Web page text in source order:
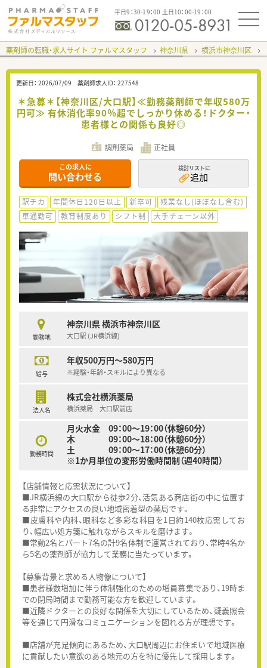
平日9：30-19：00 土日10：00-19：00
薬剤師の転職・求人サイト ファルマスタッフ 神奈川県 横浜市神奈川区
更新日： 2026/07/09 薬剤師求人ID： 227548
＊急募＊【神奈川区/大口駅】≪勤務薬剤師で年収580万
円可≫ 有休消化率90％超でしっかり休める！ドクター・
患者様との関係も良好◎
調剤薬局 正社員
この求人に
問い合わせる
検討リストに
追加
駅チカ 年間休日120日以上 新卒可
残業なし(ほぼなし含む)
車通勤可
教育制度あり シフト制 大手チェーン以外
勤務地
神奈川県 横浜市神奈川区
大口駅 (JR横浜線)
給与
年収500万円～580万円
※経験・年齢・スキルにより異なる
法人名
株式会社横浜薬局
横浜薬局 大口駅前店
勤務時間
月火水金 09：00～19：00（休憩60分）
木 09：00～18：00（休憩60分）
土 09：00～17：00（休憩60分）
※1か月単位の変形労働時間制（週40時間）
【店舗情報と応需状況について】
■JR横浜線の大口駅から徒歩2分、活気ある商店街の中に位置す
る非常にアクセスの良い地域密着型の薬局です。
■皮膚科や内科、眼科など多彩な科目を1日約140枚応需してお
り、幅広い処方箋に触れながらスキルを磨けます。
■常勤2名とパート7名の計9名体制で運営されており、常時4名か
ら5名の薬剤師が協力して業務に当たっています。
【募集背景と求める人物像について】
■患者様数増加に伴う体制強化のための増員募集であり、19時ま
での閉局時間まで勤務可能な方を歓迎しています。
■近隣ドクターとの良好な関係を大切にしているため、疑義照会
等を通じて円滑なコミュニケーションを図れる方が理想です。
■店舗が充足傾向にあるため、大口駅周辺にお住まいで地域医療
に貢献したい意欲のある地元の方を特に優先して採用します。